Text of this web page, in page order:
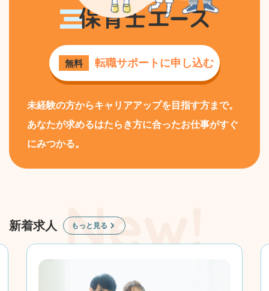
無料 転職サポートに申し込む
未経験の方からキャリアアップを目指す方まで。
あなたが求めるはたらき方に合ったお仕事がすぐ
にみつかる。
新着求人 もっと見る